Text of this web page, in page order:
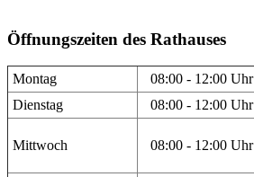
Öffnungszeiten des Rathauses
Montag 08:00 - 12:00 Uhr
Dienstag
08:00 - 12:00 Uhr
Mittwoch 08:00 - 12:00 Uhr